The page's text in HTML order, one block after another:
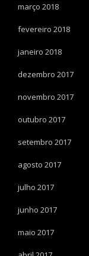
março 2018
fevereiro 2018
janeiro 2018
dezembro 2017
novembro 2017
outubro 2017
setembro 2017
agosto 2017
julho 2017
junho 2017
maio 2017